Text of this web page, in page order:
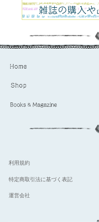
利用規約
特定商取引法に基づく表記
運営会社